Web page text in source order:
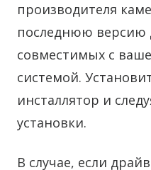
производителя
последнюю версию
совместимых с
системой.
инсталлятор и
установки.
В случае, если